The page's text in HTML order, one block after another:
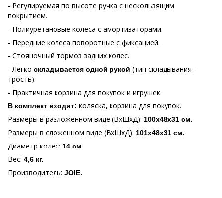
- Регулируемая по высоте ручка с нескользящим
покрытием.
- Полиуретановые колеса с амортизаторами.
- Передние колеса поворотные с фиксацией.
- Стояночный тормоз задних колес.
- Легко складывается одной рукой (тип складывания -
трость).
- Практичная корзина для покупок и игрушек.
В комплект входит: коляска, корзина для покупок.
Размеры в разложенном виде (ВхШхД): 100х48х31 см.
Размеры в сложенном виде (ВхШхД): 101х48х31 см.
Диаметр колес: 14 см.
Вес: 4,6 кг.
Производитель: JOIE.